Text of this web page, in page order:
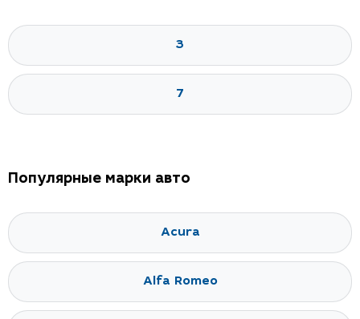
3
7
Популярные марки авто
Acura
Alfa Romeo